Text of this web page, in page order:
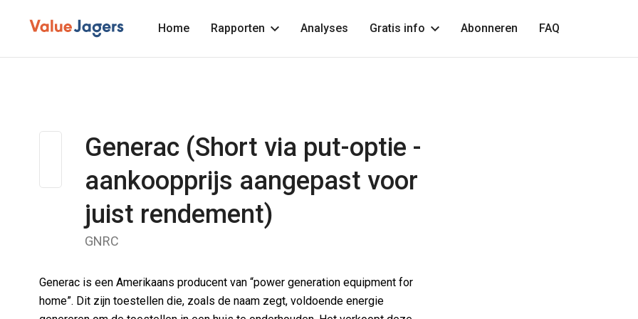
Home Rapporten Analyses Gratis info Abonneren FAQ
Generac (Short via put-optie -
aankoopprijs aangepast voor
juist rendement)
GNRC
Generac is een Amerikaans producent van “power generation equipment for
home”. Dit zijn toestellen die, zoals de naam zegt, voldoende energie